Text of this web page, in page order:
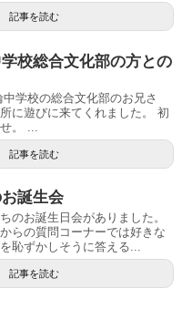
記事を読む
学校総合文化部の方との
学校の総合文化部のお兄さ
に遊びに来てくれました。 初
。 ...
記事を読む
お誕生会
のお誕生日会がありました。
らの質問コーナーでは好きな
恥ずかしそうに答える...
記事を読む